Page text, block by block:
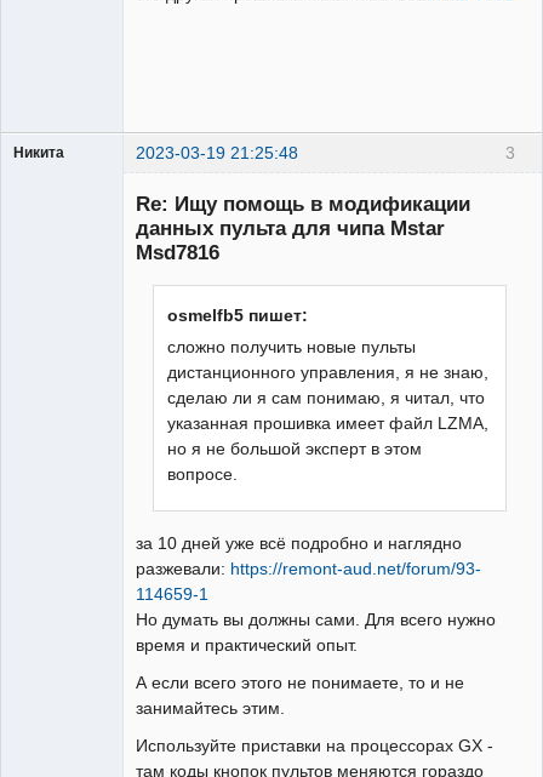
3
Никита 2023-03-19 21:25:48
Re: Ищу помощь в модификации
данных пульта для чипа Mstar
Msd7816
osmelfb5 пишет:
сложно получить новые пульты
дистанционного управления, я не знаю,
сделаю ли я сам понимаю, я читал, что
указанная прошивка имеет файл LZMA,
но я не большой эксперт в этом
вопросе.
за 10 дней уже всё подробно и наглядно
разжевали: https://remont-aud.net/forum/93-
114659-1
Но думать вы должны сами. Для всего нужно
время и практический опыт.
А если всего этого не понимаете, то и не
занимайтесь этим.
Используйте приставки на процессорах GX -
там коды кнопок пультов меняются гораздо